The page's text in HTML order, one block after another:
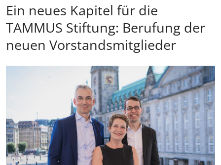
Ein neues Kapitel für die
TAMMUS Stiftung: Berufung der
neuen Vorstandsmitglieder